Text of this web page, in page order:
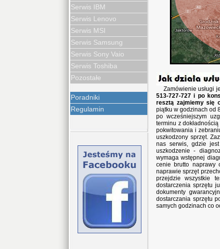
Serwis IBM
Serwis Lenovo
Serwis MSI
Serwis Samsung
Serwis Sony Vaio
Serwis Toshiba
Pozostałe
Poradniki
Regulamin
Zamówienie usługi
513-727-727 i po
resztą zajmiemy się
piątku w godzinach od
po wcześniejszym
terminu z
pokwitowania i
uszkodzony sprzęt.
nas serwis, gdzie
uszkodzenie -
wymaga wstępnej
cenie brutto naprawy
naprawie sprzęt
przejdzie wszystkie
dostarczenia sprzętu
dokumenty
dostarczania sprzętu
samych godzinach co